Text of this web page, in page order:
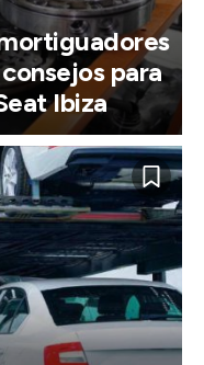
para
Ibiza